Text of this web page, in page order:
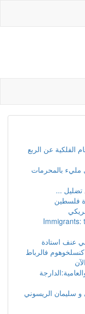
عن الربع
بالمحرمات
...
فلسطين
عنف استادة
فالرباط
الريسوني